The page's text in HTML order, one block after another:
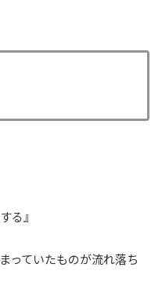
る』
っていたものが流れ落ち